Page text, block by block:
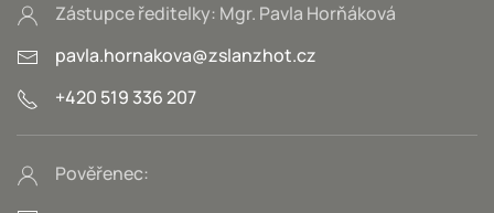
Zástupce ředitelky: Mgr. Pavla Horňáková
pavla.hornakova@zslanzhot.cz
+420 519 336 207
Pověřenec: